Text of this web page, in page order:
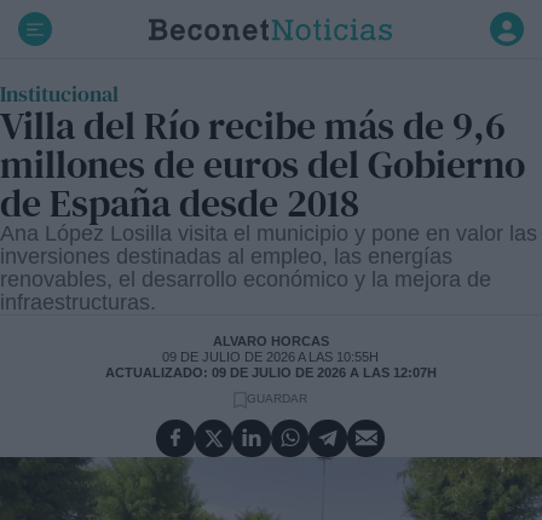
Institucional
Villa del Río recibe más de 9,6
millones de euros del Gobierno
de España desde 2018
Ana López Losilla visita el municipio y pone en valor las
inversiones destinadas al empleo, las energías
renovables, el desarrollo económico y la mejora de
infraestructuras.
ALVARO HORCAS
09 DE JULIO DE 2026 A LAS 10:55H
ACTUALIZADO: 09 DE JULIO DE 2026 A LAS 12:07H
GUARDAR